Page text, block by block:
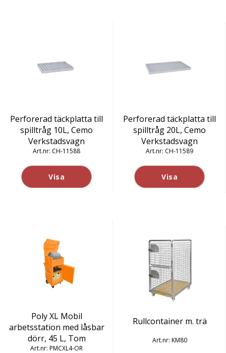
Perforerad täckplatta till
spilltråg 10L, Cemo
Verkstadsvagn
CH-11588
Visa
Perforerad täckplatta till
spilltråg 20L, Cemo
Verkstadsvagn
CH-11589
Visa
Poly XL Mobil
arbetsstation med låsbar
dörr, 45 L, Tom
PMCXL4-OR
Rullcontainer m. trä
KM80